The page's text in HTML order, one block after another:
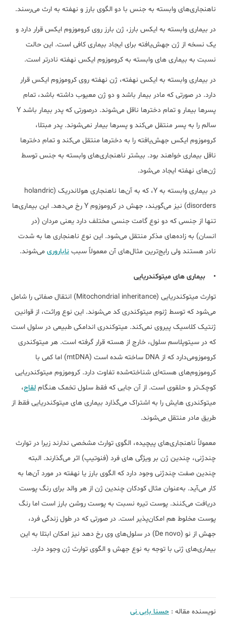
ناهنجاری‌های وابسته به جنس با دو الگوی بارز و نهفته به ارث می‌رسند.
در بیماری وابسته به ایکس بارز، ژن بارز روی کروموزوم ایکس قرار دارد و
یک نسخه از ژن جهش‌یافته برای ایجاد بیماری کافی است. این حالت
نسبت به بیماری های وابسته به کروموزوم ایکس نهفته نادرتر است.
در بیماری وابسته به ایکس نهفته، ژن نهفته روی کروموزوم ایکس قرار
دارد. در صورتی که مادر بیمار باشد و دو ژن معیوب داشته باشد، تمام
پسرها بیمار و تمام دخترها ناقل می‌شوند. درصورتی که پدر بیمار باشد Y
سالم را به پسر منتقل می‌کند و پسرها بیمار نمی‌شوند. پدر مبتلا،
کروموزوم ایکس جهش‌یافته را به دخترها منتقل می‌کند و تمام دخترها
ناقل بیماری خواهند بود. بیشتر ناهنجاری‌های وابسته به جنس توسط
ژ‌ن‌های نهفته ایجاد می‌شود.
در بیماری وابسته به Y، که به آن‌ها ناهنجاری هولاندریک (holandric
disorders) نیز می‌گویند، جهش در کروموزوم Y رخ می‌دهد. این بیماری‌ها
تنها از جنسی که دو نوع گامت جنسی مختلف دارد یعنی مردان (در
انسان) به زاده‌های مذکر منتقل می‌شود. این نوع ناهنجاری ‌ها به شدت
نادر هستند ولی رایج‌ترین مثال‌های آن معمولاً سبب ناباروری می‌شوند.
• بیماری های میتوکندریایی
توارث میتوکندریایی (Mitochondrial inheritance) انتقال صفاتی را شامل
می‌شود که توسط ژنوم میتوکندری کد می‌شوند. این نوع وراثت، از قوانین
ژنتیک کلاسیک پیروی نمی‌کند. میتوکندری اندامکی طبیعی در سلول است
که در سیتوپلاسم سلول، خارج از هسته قرار گرفته است. هر میتوکندری
کروموزومی‌دارد که از DNA ساخته شده است (mtDNA) اما کمی با
کروموزوم‌های هسته‌ای شناخته‌شده تفاوت دارد. کروموزوم میتوکندریایی
کوچک‌تر و حلقوی است. از آن جایی که فقط سلول تخمک هنگام لقاح،
میتوکندری ‌هایش را به اشتراک می‌گذارد بیماری های میتوکندریایی فقط از
طریق مادر منتقل می‌شوند.
معمولاً ناهنجاری‌های پیچیده، الگوی توارث مشخصی ندارند زیرا در توارث
چندژنی، چندین ژن بر ویژگی های فرد (فنوتیپ) اثر می‌گذارند. البته
چندین صفت چندژنی وجود دارد که الگوی بارز یا نهفته در مورد آن‌ها به
کار می‌آید. به‌عنوان مثال کودکان چندین ژن از هر والد برای رنگ پوست
دریافت می‌کنند. پوست تیره نسبت به پوست روشن بارز است اما رنگ
پوست مخلوط هم امکان‌پذیر است. در صورتی که در طول زندگی فرد،
جهش از نو (De novo) در سلول‌های وی رخ دهد نیز امکان ابتلا به این
بیماری‌های ژنی با توجه به نوع جهش و الگوی توارث ژن وجود دارد.
نویسنده مقاله : حسنا بابی نی